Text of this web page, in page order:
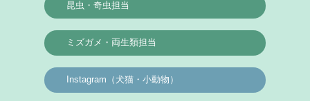
昆虫・奇虫担当
ミズガメ・両生類担当
Instagram（犬猫・小動物）